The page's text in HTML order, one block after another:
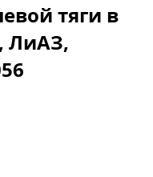
тяги в
ЛиАЗ,